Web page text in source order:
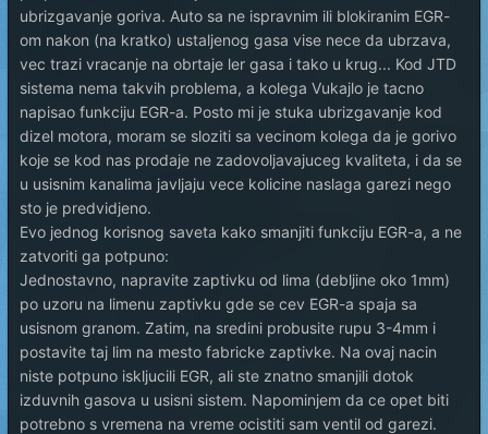
ubrizgavanje goriva. Auto sa ne ispravnim ili blokiranim EGR-
om nakon (na kratko) ustaljenog gasa vise nece da ubrzava,
vec trazi vracanje na obrtaje ler gasa i tako u krug... Kod JTD
sistema nema takvih problema, a kolega Vukajlo je tacno
napisao funkciju EGR-a. Posto mi je stuka ubrizgavanje kod
dizel motora, moram se sloziti sa vecinom kolega da je gorivo
koje se kod nas prodaje ne zadovoljavajuceg kvaliteta, i da se
u usisnim kanalima javljaju vece kolicine naslaga garezi nego
sto je predvidjeno.
Evo jednog korisnog saveta kako smanjiti funkciju EGR-a, a ne
zatvoriti ga potpuno:
Jednostavno, napravite zaptivku od lima (debljine oko 1mm)
po uzoru na limenu zaptivku gde se cev EGR-a spaja sa
usisnom granom. Zatim, na sredini probusite rupu 3-4mm i
postavite taj lim na mesto fabricke zaptivke. Na ovaj nacin
niste potpuno iskljucili EGR, ali ste znatno smanjili dotok
izduvnih gasova u usisni sistem. Napominjem da ce opet biti
potrebno s vremena na vreme ocistiti sam ventil od garezi.